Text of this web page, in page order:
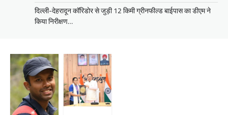
दिल्ली-देहरादून कॉरिडोर से जुड़ी 12 किमी ग्रीनफील्ड बाईपास का डीएम ने
किया निरीक्षण…